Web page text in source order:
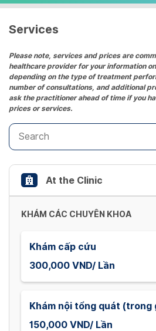
date.
the
question
mark
key
to
get
the
keyboard
shortcuts
for
changing
dates.
Services
Please note, services and prices are
healthcare provider for your information
depending on the type of treatment
number of consultations, and additional
ask the practitioner ahead of time if you
prices or services.
At the Clinic
KHÁM CÁC CHUYÊN KHOA
Khám cấp cứu
300,000 VND/ Lần
Khám nội tổng quát (trong
150,000 VND/ Lần